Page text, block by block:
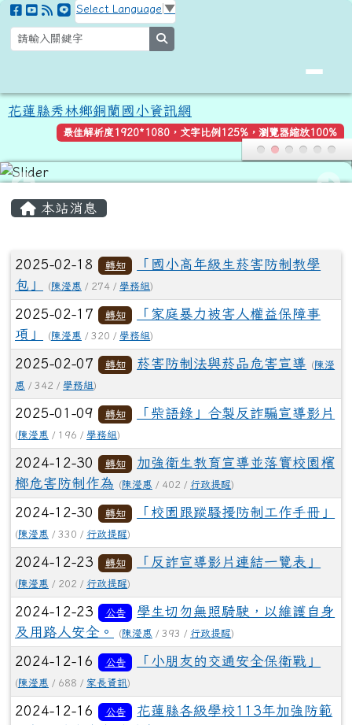
跳至主內容區
花蓮縣秀林鄉銅蘭國小資訊網
Select Language ▼
花蓮縣秀林鄉銅蘭國小資訊網
最佳解析度1920*1080，文字比例125%，瀏覽器縮放100%
本站消息
文章列表
2025-02-18 轉知
「國小高年級生菸害防制教學
包」
(陳瀅惠 / 274 / 學務組)
2025-02-17 轉知
「家庭暴力被害人權益保障事
項」
(陳瀅惠 / 320 / 學務組)
2025-02-07 轉知 菸害防制法與菸品危害宣導 (陳瀅
惠 / 342 / 學務組)
2025-01-09 轉知 「柴語錄」合製反詐騙宣導影片
(陳瀅惠 / 196 / 學務組)
2024-12-30 轉知
加強衛生教育宣導並落實校園檳
榔危害防制作為
(陳瀅惠 / 402 / 行政提醒)
2024-12-30 轉知 「校園跟蹤騷擾防制工作手冊」
(陳瀅惠 / 330 / 行政提醒)
2024-12-23 轉知 「反詐宣導影片連結一覽表」
(陳瀅惠 / 202 / 行政提醒)
2024-12-23 公告
學生切勿無照騎駛，以維護自身
及用路人安全。
(陳瀅惠 / 393 / 行政提醒)
2024-12-16 公告 「小朋友的交通安全保衛戰」
(陳瀅惠 / 688 / 家長資訊)
2024-12-16 公告
花蓮縣各級學校113年加強防範